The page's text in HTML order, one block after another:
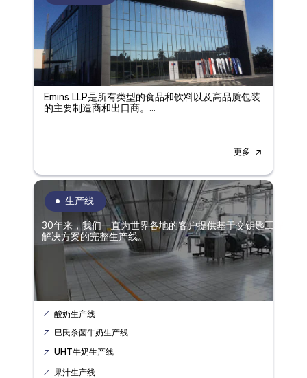
生产线
果汁生产线
UHT牛奶生产线
巴氏杀菌牛奶生产线
酸奶生产线
更多
30年来，我们一直为世界各地的客户提供基于交钥匙工程
解决方案的完整生产线。
Emins LLP是所有类型的食品和饮料以及高品质包装
的主要制造商和出口商。...